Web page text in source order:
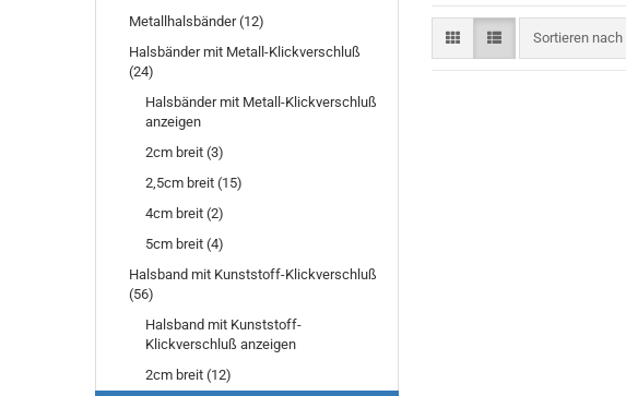
Sortieren nach
Sortieren nach
Metallhalsbänder (12)
Halsbänder mit Metall-Klickverschluß
(24)
Halsbänder mit Metall-Klickverschluß
anzeigen
2cm breit (3)
2,5cm breit (15)
4cm breit (2)
5cm breit (4)
Halsband mit Kunststoff-Klickverschluß
(56)
Halsband mit Kunststoff-
Klickverschluß anzeigen
2cm breit (12)